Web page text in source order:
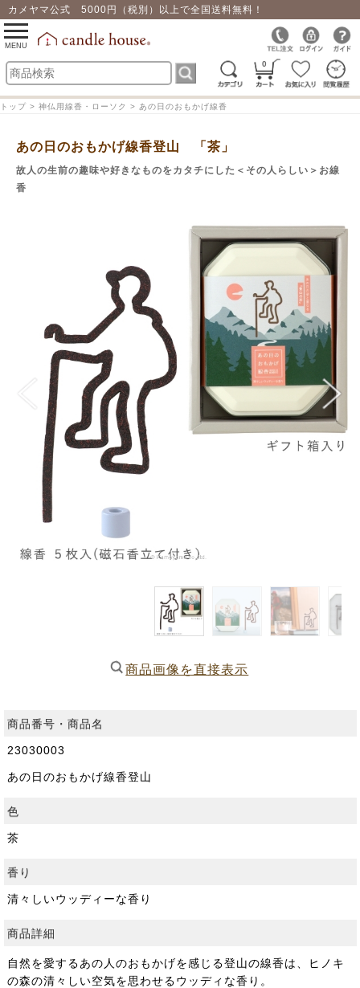
カメヤマ公式 5000円（税別）以上で全国送料無料！
0
toggle
navigation
MENU
トップ > 神仏用線香・ローソク > あの日のおもかげ線香
あの日のおもかげ線香登山 「茶」
故人の生前の趣味や好きなものをカタチにした＜その人らしい＞お線
香
商品画像を直接表示
商品番号・商品名
23030003
あの日のおもかげ線香登山
色
茶
香り
清々しいウッディーな香り
商品詳細
⾃然を愛するあの⼈のおもかげを感じる登⼭の線⾹は、ヒノキ
の森の清々しい空気を思わせるウッディな⾹り。